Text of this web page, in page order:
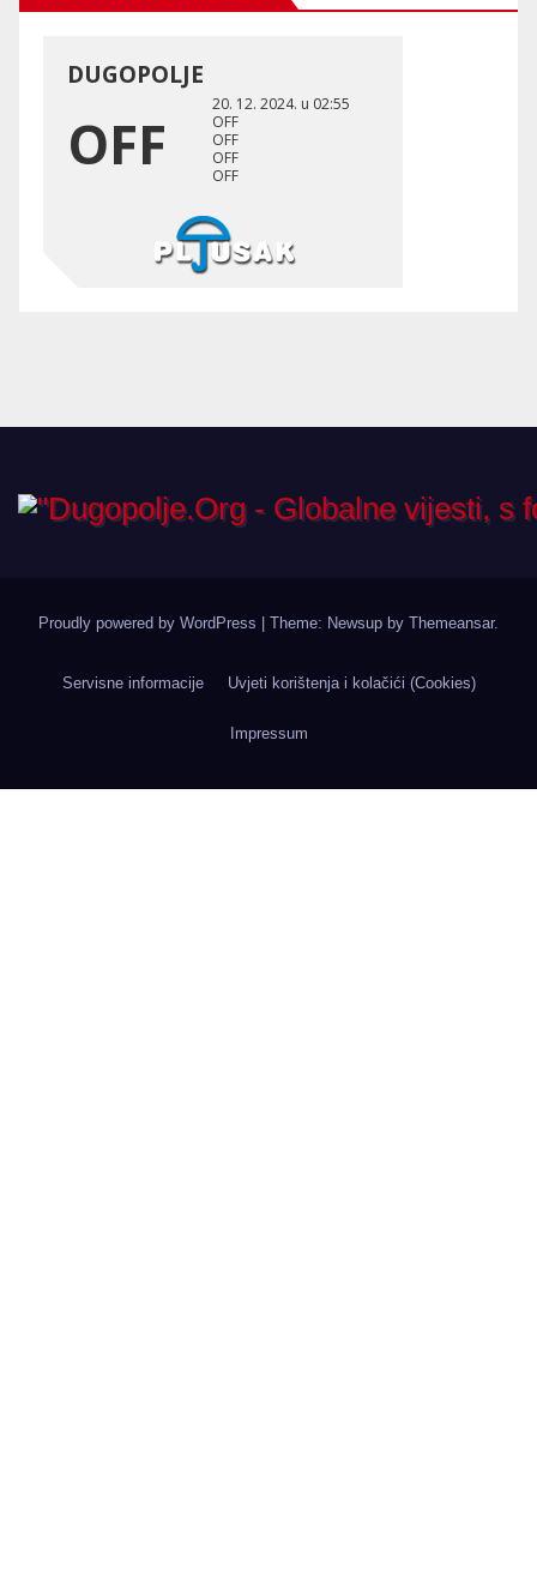
Proudly powered by WordPress Theme: Newsup by Themeansar.
Servisne informacije Uvjeti korištenja i kolačići (Cookies)
Impressum